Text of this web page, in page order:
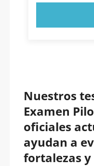
Nuestros
Examen
oficiales
ayudan a
fortalezas